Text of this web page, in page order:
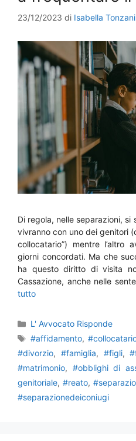
23/12/2023 di Isabella Tonzani
Di regola, nelle separazioni,
vivranno con uno dei genitori
collocatario”) mentre
giorni concordati. Ma che
ha questo diritto di visita
Cassazione, anche nelle
tutto
Categorie
L' Avvocato Risponde
Tag
#affidamento,
#divorzio, #famiglia, #figli,
#matrimonio, #obblighi di
genitoriale, #reato,
#separazionedeiconiugi